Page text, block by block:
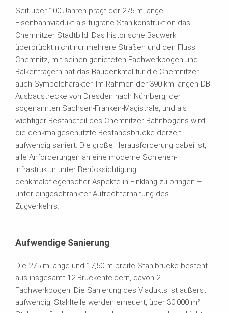
Seit über 100 Jahren prägt der 275 m lange
Eisenbahnviadukt als filigrane Stahlkonstruktion das
Chemnitzer Stadtbild. Das historische Bauwerk
überbrückt nicht nur mehrere Straßen und den Fluss
Chemnitz, mit seinen genieteten Fachwerkbögen und
Balkenträgern hat das Baudenkmal für die Chemnitzer
auch Symbolcharakter. Im Rahmen der 390 km langen DB-
Ausbaustrecke von Dresden nach Nürnberg, der
sogenannten Sachsen-Franken-Magistrale, und als
wichtiger Bestandteil des Chemnitzer Bahnbogens wird
die denkmalgeschützte Bestandsbrücke derzeit
aufwendig saniert. Die große Herausforderung dabei ist,
alle Anforderungen an eine moderne Schienen-
Infrastruktur unter Berücksichtigung
denkmalpflegerischer Aspekte in Einklang zu bringen –
unter eingeschränkter Aufrechterhaltung des
Zugverkehrs.
Aufwendige Sanierung
Die 275 m lange und 17,50 m breite Stahlbrücke besteht
aus insgesamt 12 Brückenfeldern, davon 2
Fachwerkbögen. Die Sanierung des Viadukts ist äußerst
aufwendig: Stahlteile werden erneuert, über 30.000 m²